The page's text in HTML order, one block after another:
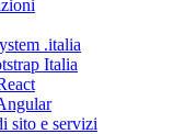
.italia
Italia
sito e servizi